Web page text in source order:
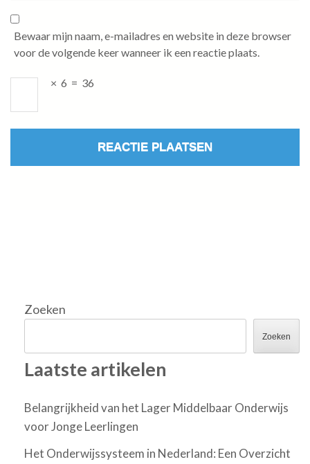
Bewaar mijn naam, e-mailadres en website in deze browser
voor de volgende keer wanneer ik een reactie plaats.
× 6 = 36
Zoeken
Zoeken
Laatste artikelen
Belangrijkheid van het Lager Middelbaar Onderwijs
voor Jonge Leerlingen
Het Onderwijssysteem in Nederland: Een Overzicht